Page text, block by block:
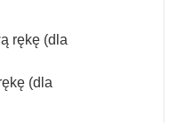
rękę (dla
(dla